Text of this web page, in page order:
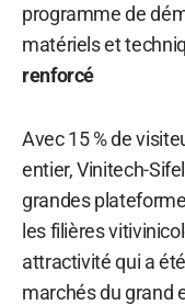
programme de
matériels et
renforcé
Avec 15 % de
entier, Vinitech-
grandes
les filières
attractivité qui a
marchés du grand